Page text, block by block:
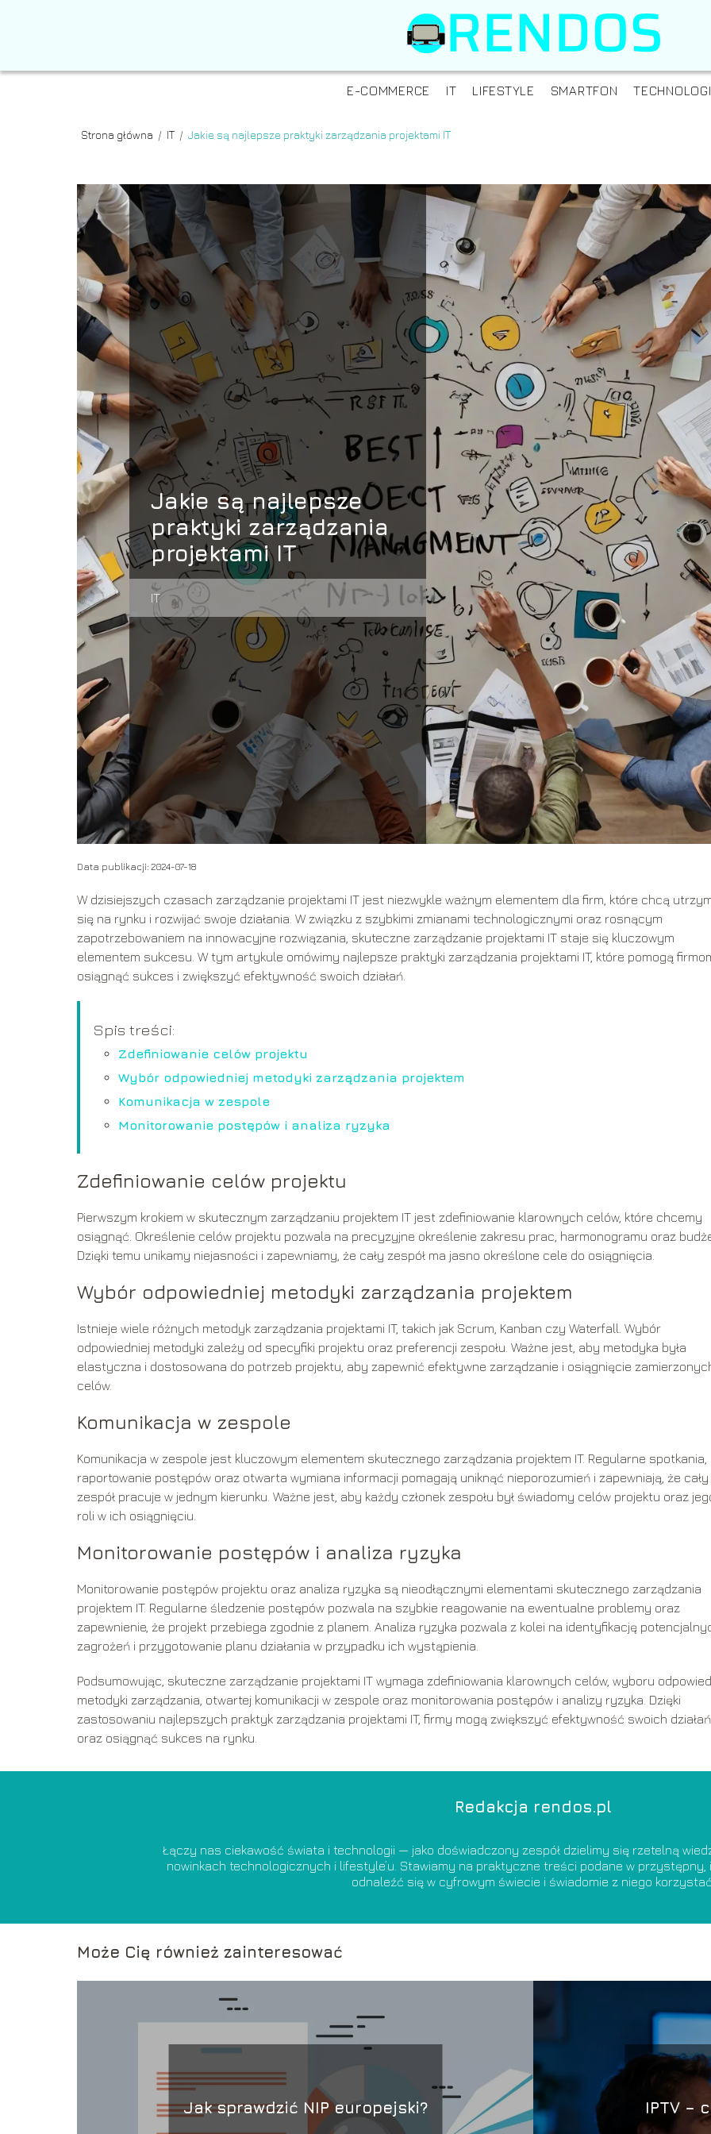
E-COMMERCE IT LIFESTYLE SMARTFON
Strona główna / IT / Jakie są najlepsze praktyki zarządzania projektami IT
Jakie są najlepsze
praktyki zarządzania
projektami IT
IT
Data publikacji: 2024-07-18
W dzisiejszych czasach zarządzanie projektami IT jest niezwykle ważnym elementem dla firm, które chcą
się na rynku i rozwijać swoje działania. W związku z szybkimi zmianami technologicznymi oraz rosnącym
zapotrzebowaniem na innowacyjne rozwiązania, skuteczne zarządzanie projektami IT staje się kluczowym
elementem sukcesu. W tym artykule omówimy najlepsze praktyki zarządzania projektami IT, które pomogą
osiągnąć sukces i zwiększyć efektywność swoich działań.
Spis treści:
Zdefiniowanie celów projektu
Wybór odpowiedniej metodyki zarządzania projektem
Komunikacja w zespole
Monitorowanie postępów i analiza ryzyka
Zdefiniowanie celów projektu
Pierwszym krokiem w skutecznym zarządzaniu projektem IT jest zdefiniowanie klarownych celów, które chcemy
osiągnąć. Określenie celów projektu pozwala na precyzyjne określenie zakresu prac, harmonogramu oraz
Dzięki temu unikamy niejasności i zapewniamy, że cały zespół ma jasno określone cele do osiągnięcia.
Wybór odpowiedniej metodyki zarządzania projektem
Istnieje wiele różnych metodyk zarządzania projektami IT, takich jak Scrum, Kanban czy Waterfall. Wybór
odpowiedniej metodyki zależy od specyfiki projektu oraz preferencji zespołu. Ważne jest, aby metodyka była
elastyczna i dostosowana do potrzeb projektu, aby zapewnić efektywne zarządzanie i osiągnięcie
celów.
Komunikacja w zespole
Komunikacja w zespole jest kluczowym elementem skutecznego zarządzania projektem IT. Regularne spotkania,
raportowanie postępów oraz otwarta wymiana informacji pomagają uniknąć nieporozumień i zapewniają, że cały
zespół pracuje w jednym kierunku. Ważne jest, aby każdy członek zespołu był świadomy celów projektu oraz
roli w ich osiągnięciu.
Monitorowanie postępów i analiza ryzyka
Monitorowanie postępów projektu oraz analiza ryzyka są nieodłącznymi elementami skutecznego zarządzania
projektem IT. Regularne śledzenie postępów pozwala na szybkie reagowanie na ewentualne problemy oraz
zapewnienie, że projekt przebiega zgodnie z planem. Analiza ryzyka pozwala z kolei na identyfikację
zagrożeń i przygotowanie planu działania w przypadku ich wystąpienia.
Podsumowując, skuteczne zarządzanie projektami IT wymaga zdefiniowania klarownych celów, wyboru
metodyki zarządzania, otwartej komunikacji w zespole oraz monitorowania postępów i analizy ryzyka. Dzięki
zastosowaniu najlepszych praktyk zarządzania projektami IT, firmy mogą zwiększyć efektywność swoich działań
oraz osiągnąć sukces na rynku.
Redakcja rendos.pl
Łączy nas ciekawość świata i technologii — jako doświadczony zespół dzielimy się rzetelną
nowinkach technologicznych i lifestyle’u. Stawiamy na praktyczne treści podane w przystępny,
odnaleźć się w cyfrowym świecie i świadomie z niego korzystać.
Może Cię również zainteresować
Jak sprawdzić NIP europejski? IPTV –